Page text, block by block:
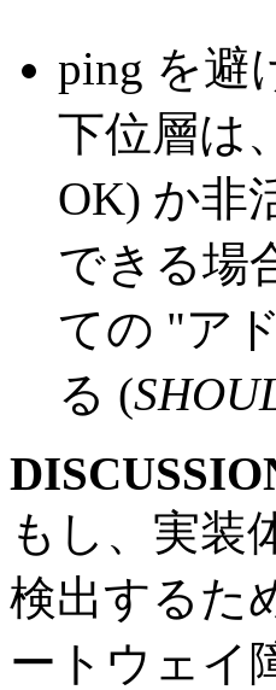
ping を避
下位層は
OK) か非
できる場
ての "ア
る (
もし、実装
検出するた
ートウェイ